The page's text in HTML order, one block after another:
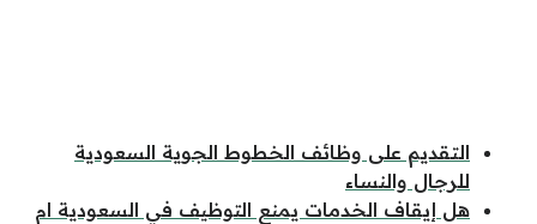
التقديم على وظائف الخطوط الجوية السعودية
للرجال والنساء
هل إيقاف الخدمات يمنع التوظيف في السعودية ام